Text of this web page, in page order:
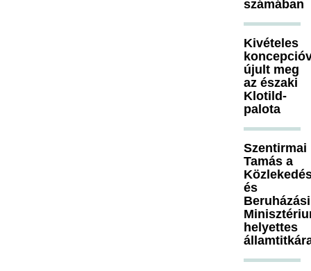
számában
Kivételes
újult meg
az északi
Klotild-
palota
Szentirmai
Tamás a
és
Beruházási
helyettes